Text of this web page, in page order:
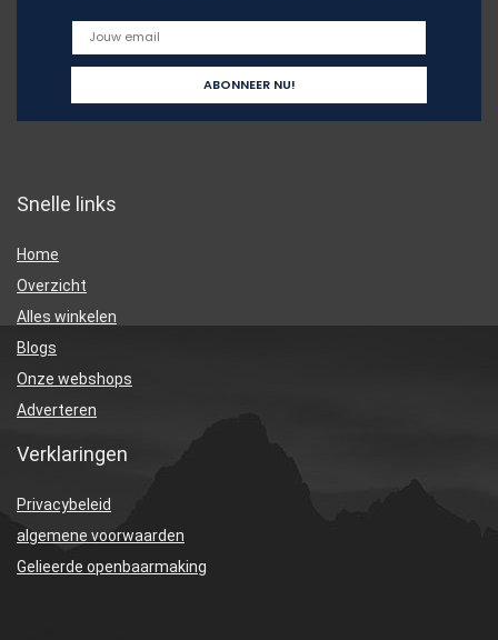
Snelle links
Home
Overzicht
Alles winkelen
Blogs
Onze webshops
Adverteren
Verklaringen
Privacybeleid
algemene voorwaarden
Gelieerde openbaarmaking